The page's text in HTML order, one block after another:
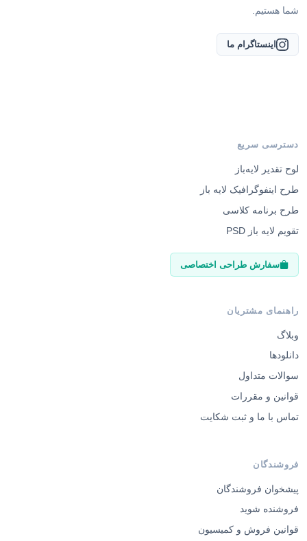
شما هستیم.
اینستاگرام ما
دسترسی سریع
لوح تقدیر لایه‌باز
طرح اینفوگرافیک لایه باز
طرح برنامه کلاسی
تقویم لایه باز PSD
سفارش طراحی اختصاصی
راهنمای مشتریان
وبلاگ
دانلودها
سوالات متداول
قوانین و مقررات
تماس با ما و ثبت شکایت
فروشندگان
پیشخوان فروشندگان
فروشنده شوید
قوانین فروش و کمیسیون